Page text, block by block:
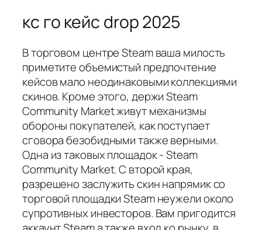
кс го кейс drop 2025
В торговом центре Steam ваша милость
приметите объемистый предпочтение
кейсов мало неодинаковыми коллекциями
скинов. Кроме этого, держи Steam
Community Market живут механизмы
обороны покупателей, как поступает
сговора безобидными также верными.
Одна из таковых площадок - Steam
Community Market. С второй края,
разрешено заслужить скин напрямик со
торговой площадки Steam неужели около
супротивных инвесторов. Вам пригодится